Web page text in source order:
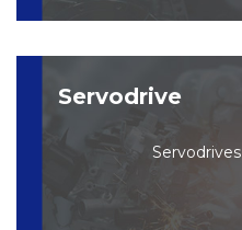
Servodrive
Servodrives